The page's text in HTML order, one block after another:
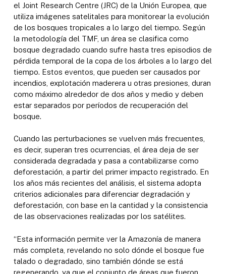
el Joint Research Centre (JRC) de la Unión Europea, que
utiliza imágenes satelitales para monitorear la evolución
de los bosques tropicales a lo largo del tiempo. Según
la metodología del TMF, un área se clasifica como
bosque degradado cuando sufre hasta tres episodios de
pérdida temporal de la copa de los árboles a lo largo del
tiempo. Estos eventos, que pueden ser causados por
incendios, explotación maderera u otras presiones, duran
como máximo alrededor de dos años y medio y deben
estar separados por períodos de recuperación del
bosque.
Cuando las perturbaciones se vuelven más frecuentes,
es decir, superan tres ocurrencias, el área deja de ser
considerada degradada y pasa a contabilizarse como
deforestación, a partir del primer impacto registrado. En
los años más recientes del análisis, el sistema adopta
criterios adicionales para diferenciar degradación y
deforestación, con base en la cantidad y la consistencia
de las observaciones realizadas por los satélites.
“Esta información permite ver la Amazonía de manera
más completa, revelando no solo dónde el bosque fue
talado o degradado, sino también dónde se está
regenerando, ya que el conjunto de áreas que fueron